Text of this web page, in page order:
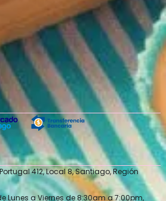
412, Local 8, Santiago, Región
Lunes a Viernes de 8:30am a 7:00pm,